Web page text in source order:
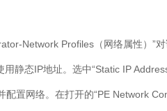
Network Profiles（网络属性）”
静态IP地址。选中“Static IP
配置网络。在打开的“PE Network